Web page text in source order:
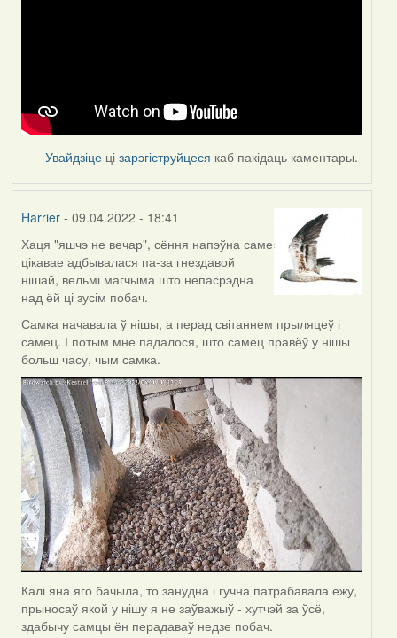
Увайдзіце цізарэгіструйцеся каб пакідаць каментары.
Harrier- 09.04.2022 - 18:41
Хаця "яшчэ не вечар", сёння напэўна саме
цікавае адбывалася па-за гнездавой
нішай, вельмі магчыма што непасрэдна
над ёй ці зусім побач.
Самка начавала ў нішы, а перад світаннем прыляцеў і
самец. І потым мне падалося, што самец правёў у нішы
больш часу, чым самка.
Калі яна яго бачыла, то занудна і гучна патрабавала ежу,
прыносаў якой у нішу я не заўважыў - хутчэй за ўсё,
здабычу самцы ён перадаваў недзе побач.